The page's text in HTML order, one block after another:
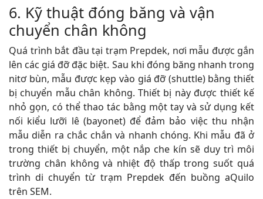
6. Kỹ thuật đóng băng và vận
chuyển chân không
Quá trình bắt đầu tại trạm Prepdek, nơi mẫu được gắn
lên các giá đỡ đặc biệt. Sau khi đóng băng nhanh trong
nitơ bùn, mẫu được kẹp vào giá đỡ (shuttle) bằng thiết
bị chuyển mẫu chân không. Thiết bị này được thiết kế
nhỏ gọn, có thể thao tác bằng một tay và sử dụng kết
nối kiểu lưỡi lê (bayonet) để đảm bảo việc thu nhận
mẫu diễn ra chắc chắn và nhanh chóng. Khi mẫu đã ở
trong thiết bị chuyển, một nắp che kín sẽ duy trì môi
trường chân không và nhiệt độ thấp trong suốt quá
trình di chuyển từ trạm Prepdek đến buồng aQuilo
trên SEM.